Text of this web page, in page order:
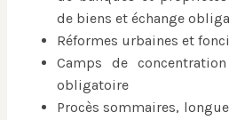
de biens et échange
Réformes urbaines et
Camps de
obligatoire
Procès sommaires,